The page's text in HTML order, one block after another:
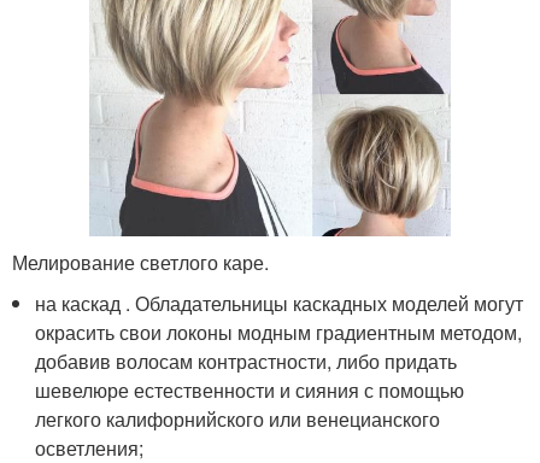
Мелирование светлого каре.
на каскад . Обладательницы каскадных моделей могут
окрасить свои локоны модным градиентным методом,
добавив волосам контрастности, либо придать
шевелюре естественности и сияния с помощью
легкого калифорнийского или венецианского
осветления;